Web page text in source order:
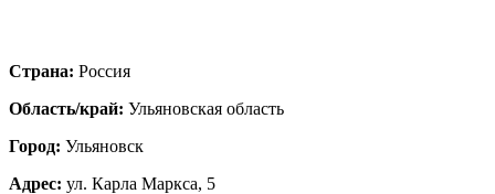
Страна: Россия
Область/край: Ульяновская область
Город: Ульяновск
Адрес: ул. Карла Маркса, 5